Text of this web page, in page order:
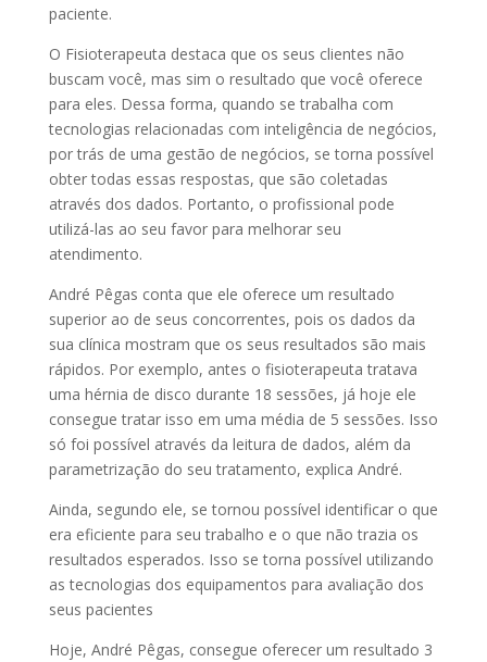
paciente.
O Fisioterapeuta destaca que os seus clientes não
buscam você, mas sim o resultado que você oferece
para eles. Dessa forma, quando se trabalha com
tecnologias relacionadas com inteligência de negócios,
por trás de uma gestão de negócios, se torna possível
obter todas essas respostas, que são coletadas
através dos dados. Portanto, o profissional pode
utilizá-las ao seu favor para melhorar seu
atendimento.
André Pêgas conta que ele oferece um resultado
superior ao de seus concorrentes, pois os dados da
sua clínica mostram que os seus resultados são mais
rápidos. Por exemplo, antes o fisioterapeuta tratava
uma hérnia de disco durante 18 sessões, já hoje ele
consegue tratar isso em uma média de 5 sessões. Isso
só foi possível através da leitura de dados, além da
parametrização do seu tratamento, explica André.
Ainda, segundo ele, se tornou possível identificar o que
era eficiente para seu trabalho e o que não trazia os
resultados esperados. Isso se torna possível utilizando
as tecnologias dos equipamentos para avaliação dos
seus pacientes
Hoje, André Pêgas, consegue oferecer um resultado 3